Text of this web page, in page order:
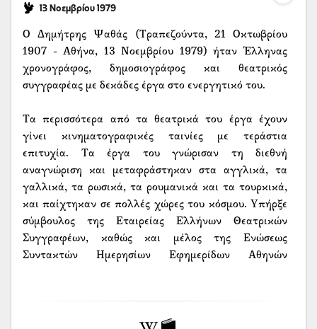
13 Νοεμβρίου 1979
Ο Δημήτρης Ψαθάς (Τραπεζούντα, 21 Οκτωβρίου
1907 - Αθήνα, 13 Νοεμβρίου 1979) ήταν Έλληνας
χρονογράφος, δημοσιογράφος και θεατρικός
συγγραφέας με δεκάδες έργα στο ενεργητικό του.
Τα περισσότερα από τα θεατρικά του έργα έχουν
γίνει κινηματογραφικές ταινίες με τεράστια
επιτυχία. Τα έργα του γνώρισαν τη διεθνή
αναγνώριση και μεταφράστηκαν στα αγγλικά, τα
γαλλικά, τα ρωσικά, τα ρουμανικά και τα τουρκικά,
και παίχτηκαν σε πολλές χώρες του κόσμου. Υπήρξε
σύμβουλος της Εταιρείας Ελλήνων Θεατρικών
Συγγραφέων, καθώς και μέλος της Ενώσεως
Συντακτών Ημερησίων Εφημερίδων Αθηνών
αλλά γεννήθηκε στην Τραπεζούντα του Πόντου τον